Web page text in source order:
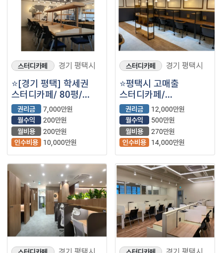
스터디카페 경기 평택시
⭐[경기 평택] 학세권
스터디카페/ 80평/
월수익200+@/
권리금협의가능⭐
권리금
7,000만원
월수익
200만원
월비용
200만원
인수비용
10,000만원
스터디카페 경기 평택시
⭐평택시 고매출
스터디카페/
월수익500만원/ 90평/
꾸준히 수요 높은
스터디카페⭐
권리금
12,000만원
월수익
500만원
월비용
270만원
인수비용
14,000만원